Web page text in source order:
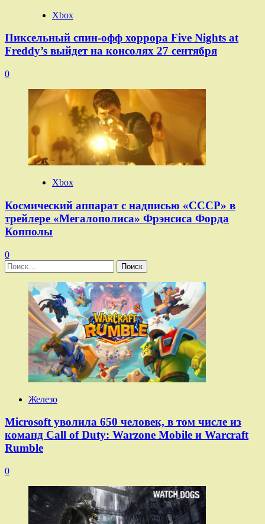
Xbox
Пиксельный спин-офф хоррора Five Nights at
Freddy’s выйдет на консолях 27 сентября
0
Xbox
Космический аппарат с надписью «СССР» в
трейлере «Мегалополиса» Фрэнсиса Форда
Копполы
0
Найти:
Железо
Microsoft уволила 650 человек, в том числе из
команд Call of Duty: Warzone Mobile и Warcraft
Rumble
0